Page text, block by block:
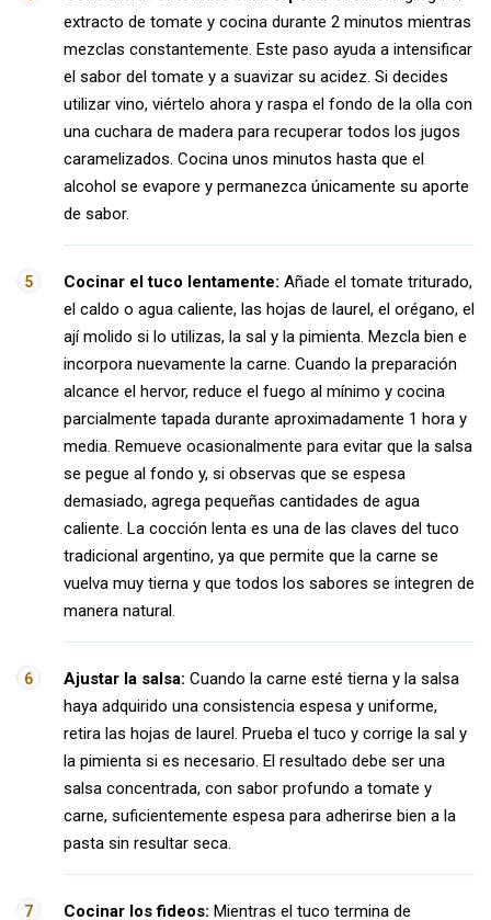
extracto de tomate y cocina durante 2 minutos mientras
mezclas constantemente. Este paso ayuda a intensificar
el sabor del tomate y a suavizar su acidez. Si decides
utilizar vino, viértelo ahora y raspa el fondo de la olla con
una cuchara de madera para recuperar todos los jugos
caramelizados. Cocina unos minutos hasta que el
alcohol se evapore y permanezca únicamente su aporte
de sabor.
Cocinar el tuco lentamente: Añade el tomate triturado,
el caldo o agua caliente, las hojas de laurel, el orégano, el
ají molido si lo utilizas, la sal y la pimienta. Mezcla bien e
incorpora nuevamente la carne. Cuando la preparación
alcance el hervor, reduce el fuego al mínimo y cocina
parcialmente tapada durante aproximadamente 1 hora y
media. Remueve ocasionalmente para evitar que la salsa
se pegue al fondo y, si observas que se espesa
demasiado, agrega pequeñas cantidades de agua
caliente. La cocción lenta es una de las claves del tuco
tradicional argentino, ya que permite que la carne se
vuelva muy tierna y que todos los sabores se integren de
manera natural.
Ajustar la salsa: Cuando la carne esté tierna y la salsa
haya adquirido una consistencia espesa y uniforme,
retira las hojas de laurel. Prueba el tuco y corrige la sal y
la pimienta si es necesario. El resultado debe ser una
salsa concentrada, con sabor profundo a tomate y
carne, suficientemente espesa para adherirse bien a la
pasta sin resultar seca.
Cocinar los fideos: Mientras el tuco termina de